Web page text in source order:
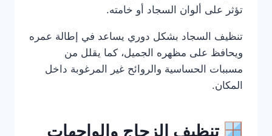
تؤثر على ألوان السجاد أو خامته.
تنظيف السجاد بشكل دوري يساعد في إطالة عمره
ويحافظ على مظهره الجميل، كما يقلل من
مسببات الحساسية والروائح غير المرغوبة داخل
المكان.
تنظيف الزجاج والواجهات